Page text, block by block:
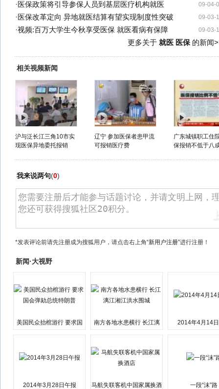
09-04-
· 医保政策将引导参保人员到基层医疗机构就医
09-03-
· 医保改革定向 异地就医结算有望实现制度性突破
09-03-
·视频:百万大学生今秋享受医保 就医看病有保障
更多关于 就医 医保的新闻
相关视频新闻
沪与泛长江三角10市实
现医保异地委托报销
辽宁 参加医保者患甲流
可报销医疗费
广东城镇职工住
保报销不低于八
我来说两句(0)
*发表评论前请先注册成为搜狐用户，请点击右上角“新用户注册”进行注册！
新闻·大视野
美国民众抬棺游行 要求国
南方各地水患横行 长江漓
2014年4月14
2014年3月28日午报 马航失联客机中国家属换酒 一段“沫”路